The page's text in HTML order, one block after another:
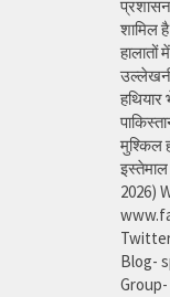
शामिल
हालातों
मुश्किल
2026)
Blog-
Group-